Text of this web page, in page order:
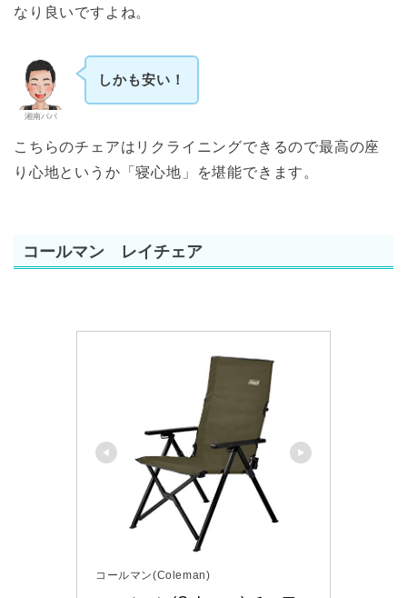
なり良いですよね。
湘南パパ
しかも安い！
こちらのチェアはリクライニングできるので最高の座
り心地というか「寝心地」を堪能できます。
コールマン レイチェア
コールマン(Coleman)